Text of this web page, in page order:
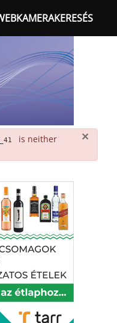
KERESÉS
×
is neither